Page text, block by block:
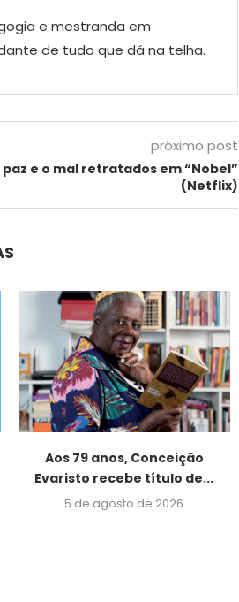
e mestranda em
de tudo que dá na telha.
próximo post
e o mal retratados em “Nobel”
(Netflix)
Aos 79 anos, Conceição
Evaristo recebe título de...
5 de agosto de 2026